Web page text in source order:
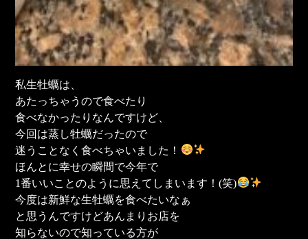
私生牡蠣は、
あたっちゃうので食べたり
食べなかったりなんですけど、
今回は蒸し牡蠣だったので
迷うことなく食べちゃいました！
ほんとに幸せの瞬間で今年で
1番いいことのように思えてしまいます！(笑)
今度は新鮮な生牡蠣を食べたいなぁ
と思うんですけどあんまりお店を
知らないので知っている方が